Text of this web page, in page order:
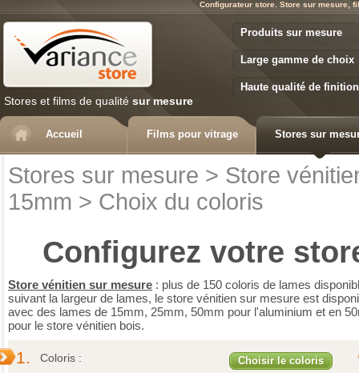
Configurateur store. Store sur mesure,
Stores et films de qualité sur mesure
Produits sur mesure
Large gamme de choix
Haute qualité de finition
Accueil Films pour vitrage Stores sur
Stores sur mesure > Store
15mm > Choix du coloris
Configurez votre
Store vénitien sur mesure : plus de 150 coloris de lames
suivant la largeur de lames, le store vénitien sur mesure est
avec des lames de 15mm, 25mm, 50mm pour l'aluminium et en
pour le store vénitien bois.
1. Coloris : Choisir le coloris